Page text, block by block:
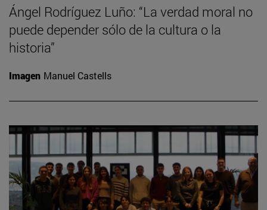
Ángel Rodríguez Luño: “La verdad moral no
puede depender sólo de la cultura o la
historia”
Imagen Manuel Castells